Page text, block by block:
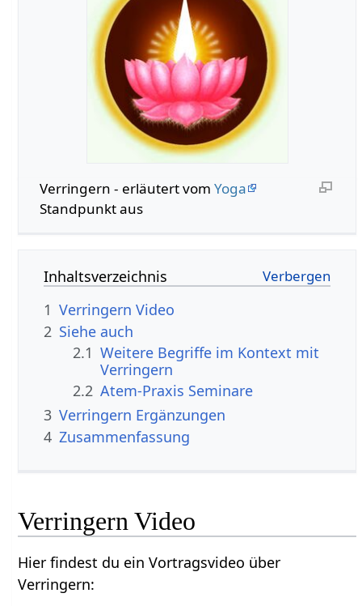
Verringern‏‎ - erläutert vom Yoga
Standpunkt aus
Inhaltsverzeichnis
1
Verringern‏‎ Video
2 Siehe auch
2.1 Weitere Begriffe im Kontext mit
2.2 Atem-Praxis Seminare
3
Verringern‏‎ Ergänzungen
4 Zusammenfassung
Verringern‏‎ Video
Hier findest du ein Vortragsvideo über
Verringern‏‎: